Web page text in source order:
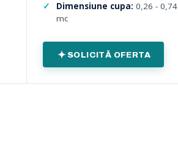
Dimensiune cupa: 0,26 - 0,74
mc
SOLICITĂ OFERTA